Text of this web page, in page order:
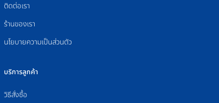
ติดต่อเรา
ร้านของเรา
นโยบายความเป็นส่วนตัว
บริการลูกค้า
วิธีสั่งซื้อ